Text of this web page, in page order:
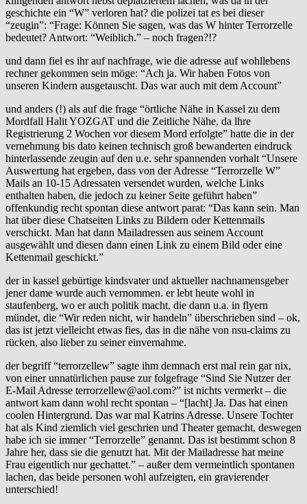
geschichte ein “W” verloren hat? die polizei tat es bei dieser
“zeugin”: “Frage: Können Sie sagen, was das W hinter Terrorzelle
bedeutet? Antwort: “Weiblich.” – noch fragen?!?
und dann fiel es ihr auf nachfrage, wie die adresse auf wohllebens
rechner gekommen sein möge: “Ach ja. Wir haben Fotos von
unseren Kindern ausgetauscht. Das war auch mit dem Account”
und anders (!) als auf die frage “örtliche Nähe in Kassel zu dem
Mordfall Halit YOZGAT und die Zeitliche Nähe, da lhre
Registrierung 2 Wochen vor diesem Mord erfolgte” hatte die in der
vernehmung bis dato keinen technisch groß bewanderten eindruck
hinterlassende zeugin auf den u.e. sehr spannenden vorhalt “Unsere
Auswertung hat ergeben, dass von der Adresse “Terrorzelle W”
Mails an 10-15 Adressaten versendet wurden, welche Links
enthalten haben, die jedoch zu keiner Seite geführt haben”
offenkundig recht spontan diese antwort parat: “Das kann sein. Man
hat über diese Chatseiten Links zu Bildern oder Kettenmails
verschickt. Man hat dann Mailadressen aus seinem Account
ausgewählt und diesen dann einen Link zu einem Bild oder eine
Kettenmail geschickt.”
der in kassel gebürtige kindsvater und aktueller nachnamensgeber
jener dame wurde auch vernommen. er lebt heute wohl in
staufenberg, wo er auch politik macht, die dann u.a. in flyern
mündet, die “Wir reden nicht, wir handeln” überschrieben sind – ok,
das ist jetzt vielleicht etwas fies, das in die nähe von nsu-claims zu
rücken, also lieber zu seiner einvernahme.
der begriff “terrorzellew” sagte ihm demnach erst mal rein gar nix,
von einer unnatürlichen pause zur folgefrage “Sind Sie Nutzer der
E-Mail Adresse terrorzellew@aol.com?” ist nichts vermerkt – die
antwort kam dann wohl recht spontan – “[lacht] Ja. Das hat einen
coolen Hintergrund. Das war mal Katrins Adresse. Unsere Tochter
hat als Kind ziemlich viel geschrien und Theater gemacht, deswegen
habe ich sie immer “Terrorzelle” genannt. Das ist bestimmt schon 8
Jahre her, dass sie die genutzt hat. Mit der Mailadresse hat meine
Frau eigentlich nur gechattet.” – außer dem vermeintlich spontanen
lachen, das beide personen wohl aufzeigten, ein gravierender
unterschied!